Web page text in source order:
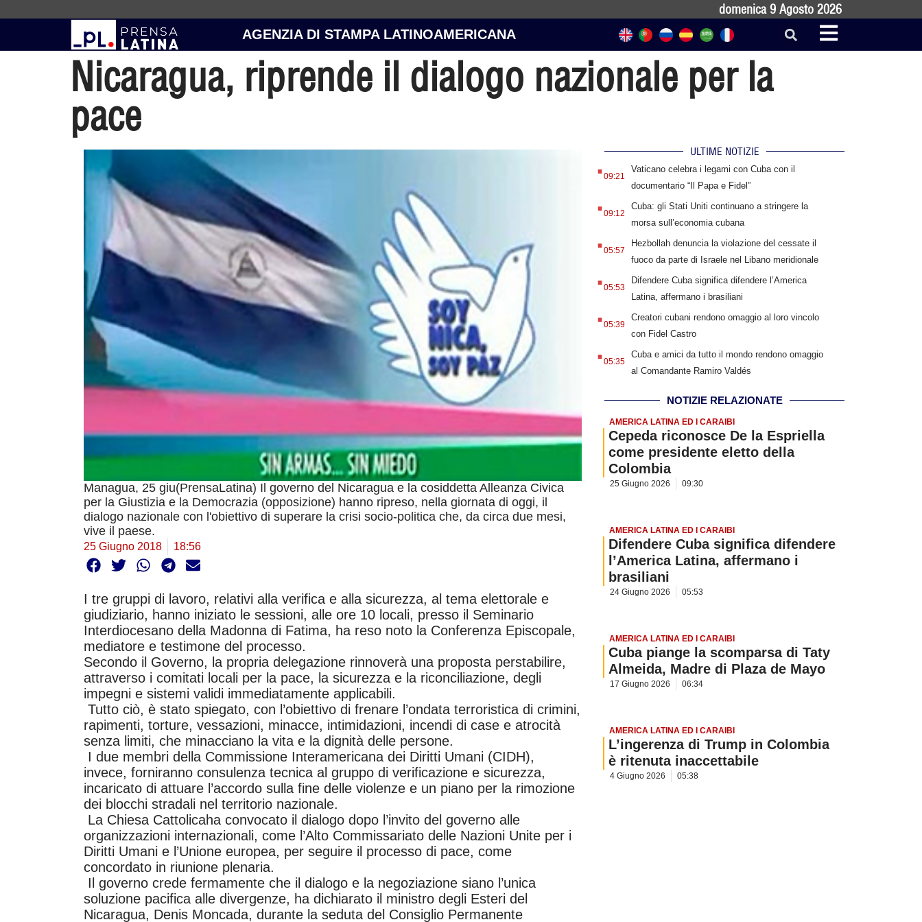
domenica 9 Agosto 2026
AGENZIA DI STAMPA LATINOAMERICANA
Nicaragua, riprende il dialogo nazionale per la
pace
Managua, 25 giu(PrensaLatina) Il governo del Nicaragua e la cosiddetta Alleanza Civica
per la Giustizia e la Democrazia (opposizione) hanno ripreso, nella giornata di oggi, il
dialogo nazionale con l'obiettivo di superare la crisi socio-politica che, da circa due mesi,
vive il paese.
25 Giugno 2018 18:56
I tre gruppi di lavoro, relativi alla verifica e alla sicurezza, al tema elettorale e
giudiziario, hanno iniziato le sessioni, alle ore 10 locali, presso il Seminario
Interdiocesano della Madonna di Fatima, ha reso noto la Conferenza Episcopale,
mediatore e testimone del processo.
Secondo il Governo, la propria delegazione rinnoverà una proposta perstabilire,
attraverso i comitati locali per la pace, la sicurezza e la riconciliazione, degli
impegni e sistemi validi immediatamente applicabili.
Tutto ciò, è stato spiegato, con l’obiettivo di frenare l’ondata terroristica di crimini,
rapimenti, torture, vessazioni, minacce, intimidazioni, incendi di case e atrocità
senza limiti, che minacciano la vita e la dignità delle persone.
I due membri della Commissione Interamericana dei Diritti Umani (CIDH),
invece, forniranno consulenza tecnica al gruppo di verificazione e sicurezza,
incaricato di attuare l’accordo sulla fine delle violenze e un piano per la rimozione
dei blocchi stradali nel territorio nazionale.
La Chiesa Cattolicaha convocato il dialogo dopo l’invito del governo alle
organizzazioni internazionali, come l’Alto Commissariato delle Nazioni Unite per i
Diritti Umani e l’Unione europea, per seguire il processo di pace, come
concordato in riunione plenaria.
Il governo crede fermamente che il dialogo e la negoziazione siano l’unica
soluzione pacifica alle divergenze, ha dichiarato il ministro degli Esteri del
Nicaragua, Denis Moncada, durante la seduta del Consiglio Permanente
ULTIME NOTIZIE
.09:21
Vaticano celebra i legami con Cuba con il
documentario “Il Papa e Fidel”
.09:12
Cuba: gli Stati Uniti continuano a stringere la
morsa sull’economia cubana
.05:57
Hezbollah denuncia la violazione del cessate il
fuoco da parte di Israele nel Libano meridionale
.05:53
Difendere Cuba significa difendere l’America
Latina, affermano i brasiliani
.05:39
Creatori cubani rendono omaggio al loro vincolo
con Fidel Castro
.05:35
Cuba e amici da tutto il mondo rendono omaggio
al Comandante Ramiro Valdés
NOTIZIE RELAZIONATE
AMERICA LATINA ED I CARAIBI
Cepeda riconosce De la Espriella
come presidente eletto della
Colombia
25 Giugno 2026 09:30
AMERICA LATINA ED I CARAIBI
Difendere Cuba significa difendere
l’America Latina, affermano i
brasiliani
24 Giugno 2026 05:53
AMERICA LATINA ED I CARAIBI
Cuba piange la scomparsa di Taty
Almeida, Madre di Plaza de Mayo
17 Giugno 2026 06:34
AMERICA LATINA ED I CARAIBI
L’ingerenza di Trump in Colombia
è ritenuta inaccettabile
4 Giugno 2026 05:38